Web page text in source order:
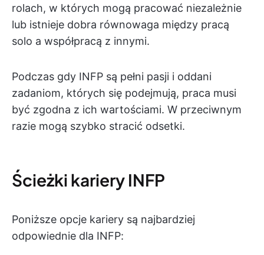
rolach, w których mogą pracować niezależnie
lub istnieje dobra równowaga między pracą
solo a współpracą z innymi.
Podczas gdy INFP są pełni pasji i oddani
zadaniom, których się podejmują, praca musi
być zgodna z ich wartościami. W przeciwnym
razie mogą szybko stracić odsetki.
Ścieżki kariery INFP
Poniższe opcje kariery są najbardziej
odpowiednie dla INFP: